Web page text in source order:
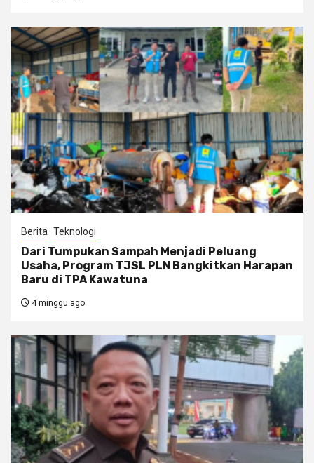
Berita Teknologi
Dari Tumpukan Sampah Menjadi Peluang
Usaha, Program TJSL PLN Bangkitkan Harapan
Baru di TPA Kawatuna
4 minggu ago